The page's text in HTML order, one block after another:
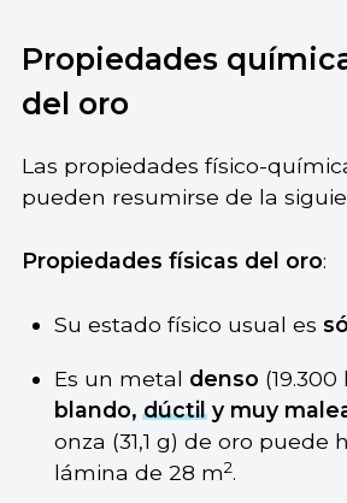
Propiedades
del oro
Las propiedades físico-
pueden resumirse de la
Propiedades físicas del oro:
Su estado físico usual es
Es un metal denso
blando,dúctily muy
onza (31,1 g) de oro puede
lámina de 28 m2.